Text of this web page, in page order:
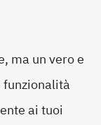
ma un vero e
ai tuoi